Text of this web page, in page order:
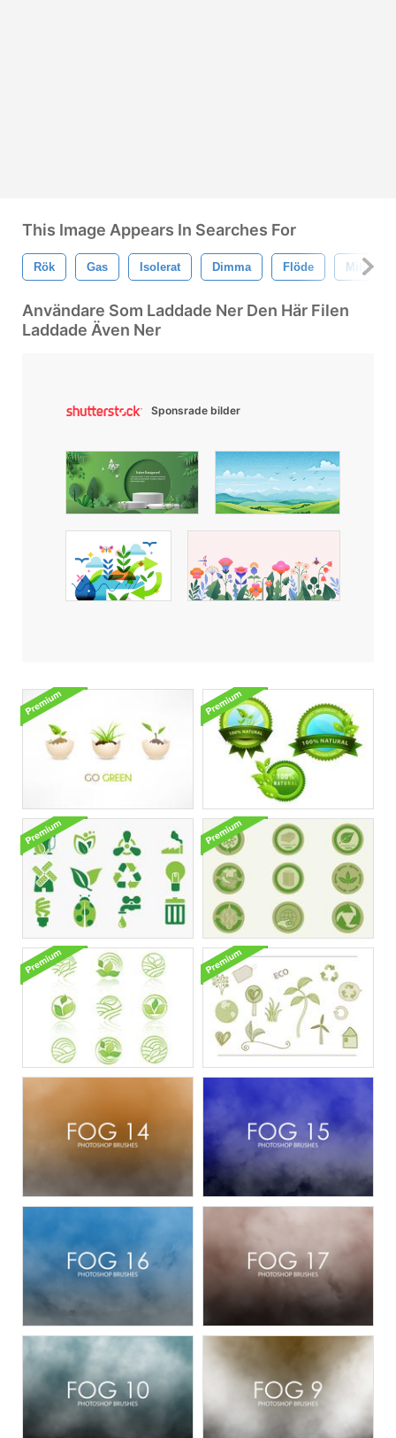
This Image Appears In Searches For
Rök Gas Isolerat Dimma Flöde Miljö
Användare Som Laddade Ner Den Här Filen
Laddade Även Ner
Sponsrade bilder